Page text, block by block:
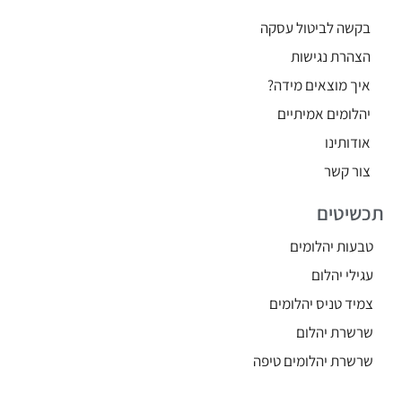
בקשה לביטול עסקה
הצהרת נגישות
איך מוצאים מידה?
יהלומים אמיתיים
אודותינו
צור קשר
תכשיטים
טבעות יהלומים
עגילי יהלום
צמיד טניס יהלומים
שרשרת יהלום
שרשרת יהלומים טיפה